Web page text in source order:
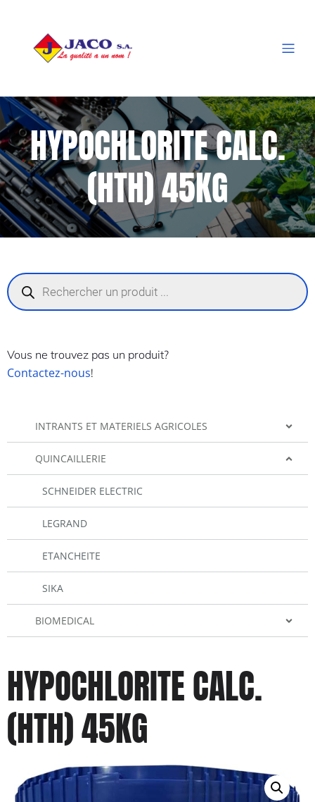
HYPOCHLORITE CALC.
(HTH) 45KG
Recherche
de
produits
Vous ne trouvez pas un produit?
Contactez-nous!
INTRANTS ET MATERIELS AGRICOLES
QUINCAILLERIE
SCHNEIDER ELECTRIC
LEGRAND
ETANCHEITE
SIKA
BIOMEDICAL
HYPOCHLORITE CALC.
(HTH) 45KG